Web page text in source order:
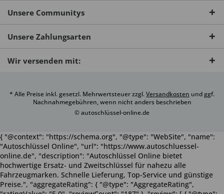
Unsere Communitys
Unsere Zahlungsarten
Wir versenden mit:
* Alle Preise inkl. gesetzl. Mehrwertsteuer zzgl.Versandkosten und ggf.
Nachnahmegebühren, wenn nicht anders beschrieben
© autoschlüssel-online.de
{ "@context": "https://schema.org", "@type": "WebSite", "name":
"Autoschlüssel Online", "url": "https://www.autoschluessel-
online.de", "description": "Autoschlüssel Online bietet
hochwertige Ersatz- und Zweitschlüssel für nahezu alle
Fahrzeugmarken. Schnelle Lieferung, Top-Service und günstige
Preise.", "aggregateRating": { "@type": "AggregateRating",